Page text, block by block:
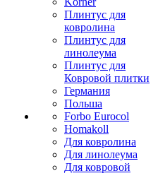
Плинтус для
ковролина
Плинтус для
линолеума
Плинтус для
Ковровой плитки
Германия
Польша
Forbo Eurocol
Homakoll
Для ковролина
Для линолеума
Для ковровой